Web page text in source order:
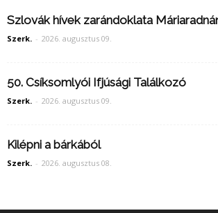
Szlovák hívek zarándoklata
Szerk. - 2026. augusztus 09.
50. Csíksomlyói Ifjúsági Találkozó
Szerk. - 2026. augusztus 09.
Kilépni a bárkából
Szerk. - 2026. augusztus 08.